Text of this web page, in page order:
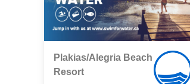
Plakias/Alegria Beach
Resort